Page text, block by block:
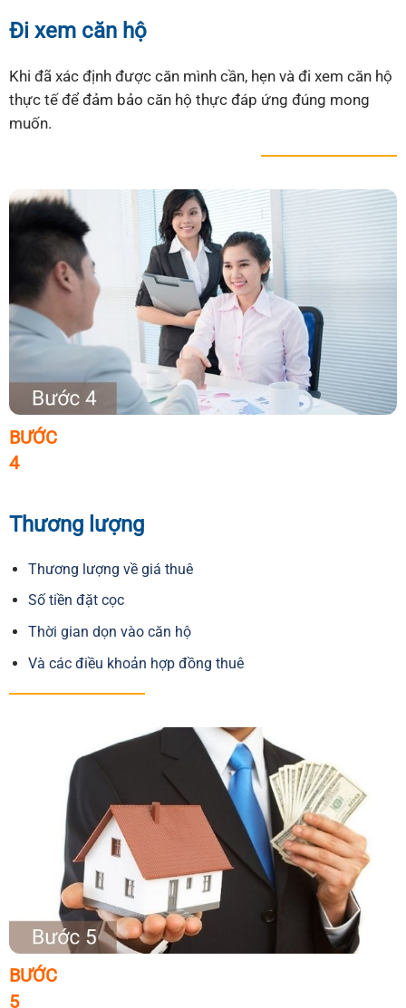
Đi xem căn hộ
Khi đã xác định được căn mình cần, hẹn và đi xem căn hộ
thực tế để đảm bảo căn hộ thực đáp ứng đúng mong
muốn.
BƯỚC
4
Thương lượng
Thương lượng về giá thuê
Số tiền đặt cọc
Thời gian dọn vào căn hộ
Và các điều khoản hợp đồng thuê
BƯỚC
5